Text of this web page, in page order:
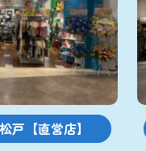
戸【直営店】